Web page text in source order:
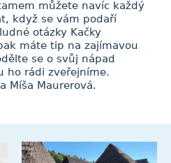
můžete navíc každý
když se vám podaří
otázky Kačky
máte tip na zajímavou
se o svůj nápad
ho rádi zveřejníme.
Míša Maurerová.